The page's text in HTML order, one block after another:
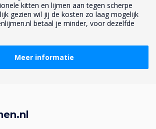
kitten en lijmen aan tegen scherpe
gezien wil jij de kosten zo laag mogelijk
betaal je minder, voor dezelfde
Meer informatie